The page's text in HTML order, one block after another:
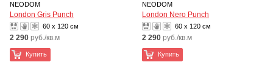
NEODOM
London Gris Punch
60 x 120 см
2 290 руб./кв.м
Купить
NEODOM
London Nero Punch
60 x 120 см
2 290 руб./кв.м
Купить